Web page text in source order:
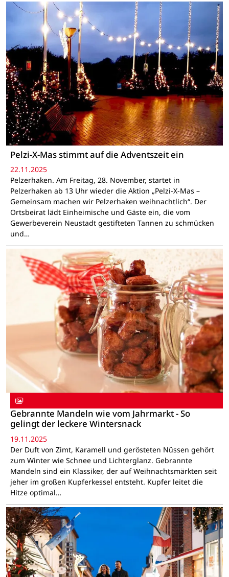
Pelzi-X-Mas stimmt auf die Adventszeit ein
22.11.2025
Pelzerhaken. Am Freitag, 28. November, startet in
Pelzerhaken ab 13 Uhr wieder die Aktion „Pelzi-X-Mas –
Gemeinsam machen wir Pelzerhaken weihnachtlich“. Der
Ortsbeirat lädt Einheimische und Gäste ein, die vom
Gewerbeverein Neustadt gestifteten Tannen zu schmücken
und…
Gebrannte Mandeln wie vom Jahrmarkt - So
gelingt der leckere Wintersnack
19.11.2025
Der Duft von Zimt, Karamell und gerösteten Nüssen gehört
zum Winter wie Schnee und Lichterglanz. Gebrannte
Mandeln sind ein Klassiker, der auf Weihnachtsmärkten seit
jeher im großen Kupferkessel entsteht. Kupfer leitet die
Hitze optimal…